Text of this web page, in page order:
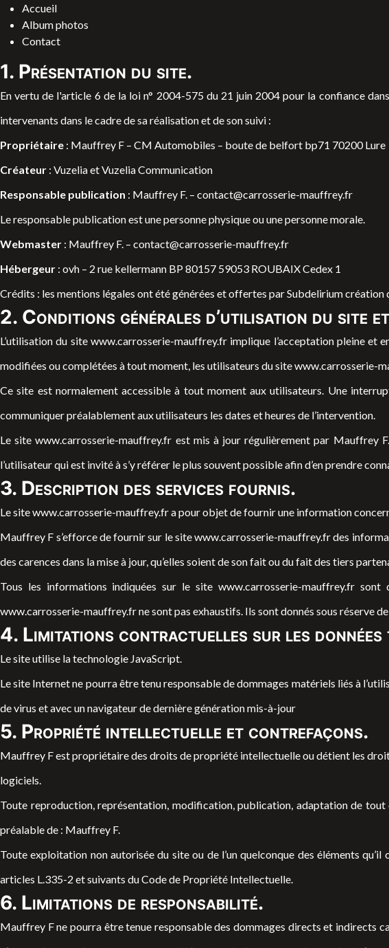
Accueil
Album photos
Contact
1. Présentation du site.
En vertu de l'article 6 de la loi n° 2004-575 du 21 juin 2004 pour la confiance
intervenants dans le cadre de sa réalisation et de son suivi :
Propriétaire : Mauffrey F – CM Automobiles – boute de belfort bp71 70200 Lure
Créateur : Vuzelia et Vuzelia Communication
Responsable publication : Mauffrey F. – contact@carrosserie-mauffrey.fr
Le responsable publication est une personne physique ou une personne morale.
Webmaster : Mauffrey F. – contact@carrosserie-mauffrey.fr
Hébergeur : ovh – 2 rue kellermann BP 80157 59053 ROUBAIX Cedex 1
Crédits : les mentions légales ont été générées et offertes par Subdeliriumcréation
2. Conditions générales d’utilisation du site
L’utilisation du site www.carrosserie-mauffrey.frimplique l’acceptation pleine et
modifiées ou complétées à tout moment, les utilisateurs du sitewww.carrosserie-
Ce site est normalement accessible à tout moment aux utilisateurs. Une
communiquer préalablement aux utilisateurs les dates et heures de l’intervention.
Le sitewww.carrosserie-mauffrey.fr est mis à jour régulièrement par Mauffrey
l’utilisateur qui est invité à s’y référer le plus souvent possible afin d’en prendre
3. Description des services fournis.
Le sitewww.carrosserie-mauffrey.fra pour objet de fournir une information
Mauffrey F s’efforce de fournir sur le sitewww.carrosserie-mauffrey.frdes
des carences dans la mise à jour, qu’elles soient de son fait ou du fait des tiers
Tous les informations indiquées sur le site www.carrosserie-mauffrey.frsont
www.carrosserie-mauffrey.frne sont pas exhaustifs. Ils sont donnés sous réserve
4. Limitations contractuelles sur les données
Le site utilise la technologie JavaScript.
Le site Internet ne pourra être tenu responsable de dommages matériels liés à
de virus et avec un navigateur de dernière génération mis-à-jour
5. Propriété intellectuelle et contrefaçons.
Mauffrey F est propriétaire des droits de propriété intellectuelle ou détient les
logiciels.
Toute reproduction, représentation, modification, publication, adaptation de
préalable de : Mauffrey F.
Toute exploitation non autorisée du site ou de l’un quelconque des éléments
articles L.335-2 et suivants du Code de Propriété Intellectuelle.
6. Limitations de responsabilité.
Mauffrey F ne pourra être tenue responsable des dommages directs et indirects